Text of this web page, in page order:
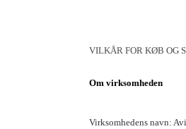
VILKÅR FOR KØB OG
Om virksomheden
Virksomhedens navn: